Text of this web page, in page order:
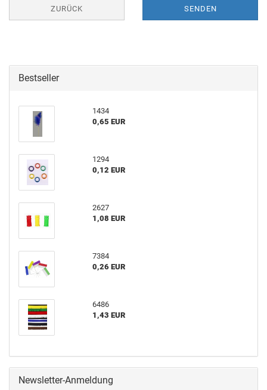
ZURÜCK SENDEN
Bestseller
1434
0,65 EUR
1294
0,12 EUR
2627
1,08 EUR
7384
0,26 EUR
6486
1,43 EUR
Newsletter-Anmeldung